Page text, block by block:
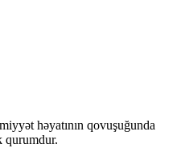
həyatının qovuşuğunda
qurumdur.